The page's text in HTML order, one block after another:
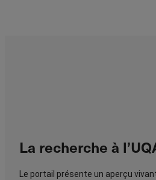
La recherche à
Le portail présente un aperçu